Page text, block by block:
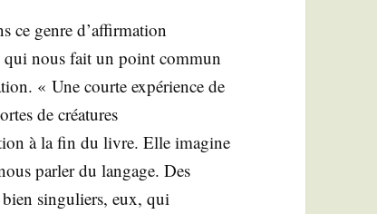
ce genre d’af­fir­ma­tion
qui nous fait un point com­mun
« Une courte expé­rience de
de créa­tures
à la fin du livre. Elle ima­gine
par­ler du lan­gage. Des
bien sin­gu­liers, eux, qui